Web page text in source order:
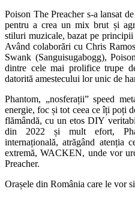
Poison The Preacher s-a lansat
pentru a crea un mix brut și
stiluri muzicale, bazat pe
Având colaborări cu Chris
Swank (Sanguisugabogg),
dintre cele mai prolifice trupe
datorită amestecului lor unic de
Phantom, „nosferații” speed
energie, foc și tot ceea ce îți poți
flămândă, cu un etos DIY
din 2022 și mult efort,
internațională, atrăgând atenția
extremă, WACKEN, unde vor
Preacher.
Orașele din România care le vor